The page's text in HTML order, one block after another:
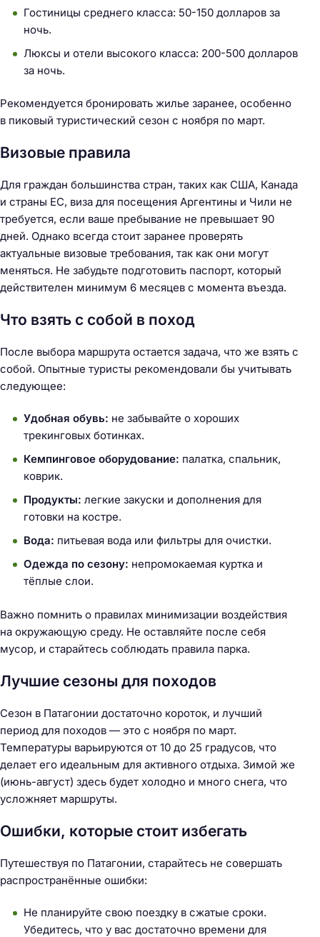
Гостиницы среднего класса: 50-150 долларов за
ночь.
Люксы и отели высокого класса: 200-500 долларов
за ночь.
Рекомендуется бронировать жилье заранее, особенно
в пиковый туристический сезон с ноября по март.
Визовые правила
Для граждан большинства стран, таких как США, Канада
и страны ЕС, виза для посещения Аргентины и Чили не
требуется, если ваше пребывание не превышает 90
дней. Однако всегда стоит заранее проверять
актуальные визовые требования, так как они могут
меняться. Не забудьте подготовить паспорт, который
действителен минимум 6 месяцев с момента въезда.
Что взять с собой в поход
После выбора маршрута остается задача, что же взять с
собой. Опытные туристы рекомендовали бы учитывать
следующее:
Удобная обувь: не забывайте о хороших
трекинговых ботинках.
Кемпинговое оборудование: палатка, спальник,
коврик.
Продукты: легкие закуски и дополнения для
готовки на костре.
Вода: питьевая вода или фильтры для очистки.
Одежда по сезону: непромокаемая куртка и
тёплые слои.
Важно помнить о правилах минимизации воздействия
на окружающую среду. Не оставляйте после себя
мусор, и старайтесь соблюдать правила парка.
Лучшие сезоны для походов
Сезон в Патагонии достаточно короток, и лучший
период для походов — это с ноября по март.
Температуры варьируются от 10 до 25 градусов, что
делает его идеальным для активного отдыха. Зимой же
(июнь-август) здесь будет холодно и много снега, что
усложняет маршруты.
Ошибки, которые стоит избегать
Путешествуя по Патагонии, старайтесь не совершать
распространённые ошибки:
Не планируйте свою поездку в сжатые сроки.
Убедитесь, что у вас достаточно времени для